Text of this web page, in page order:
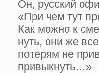
Он, русский
«При чем тут
Как можно к
нуть, они же
потерям не
привыкнуть…»